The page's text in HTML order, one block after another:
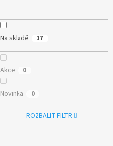
Na skladě 17
Akce 0
Novinka 0
ROZBALIT FILTR